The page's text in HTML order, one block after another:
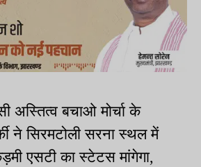
अस्तित्व बचाओ मोर्चा के
ने सिरमटोली सरना स्थल में
एसटी का स्टेटस मांगेगा,